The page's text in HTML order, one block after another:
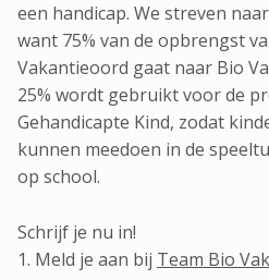
een handicap. We streven
want 75% van de opbrengst
Vakantieoord gaat naar Bio
25% wordt gebruikt voor de
Gehandicapte Kind, zodat
kunnen meedoen in de
op school.
Schrijf je nu in!
1. Meld je aan bij Team Bio